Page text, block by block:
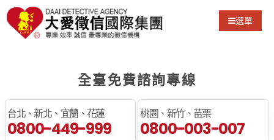
選單
全臺免費諮詢專線
台北、新北、宜蘭、花蓮
0800-449-999
桃園、新竹、苗栗
0800-003-007